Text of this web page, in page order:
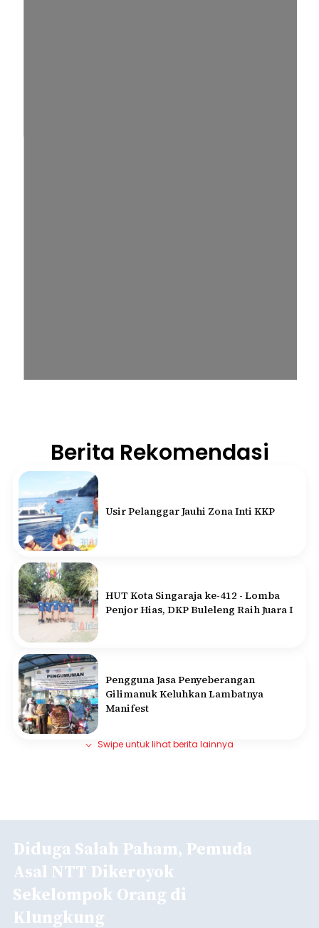
Berita Rekomendasi
Usir Pelanggar Jauhi Zona Inti KKP
HUT Kota Singaraja ke-412 - Lomba
Penjor Hias, DKP Buleleng Raih Juara I
Pengguna Jasa Penyeberangan
Gilimanuk Keluhkan Lambatnya
Manifest
Swipe untuk lihat berita lainnya
Diduga Salah Paham, Pemuda
Asal NTT Dikeroyok
Sekelompok Orang di
Klungkung